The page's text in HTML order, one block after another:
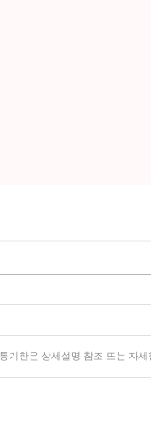
한은 상세설명 참조 또는 자